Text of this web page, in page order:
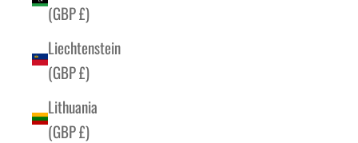
(GBP £)
Liechtenstein
(GBP £)
Lithuania
(GBP £)